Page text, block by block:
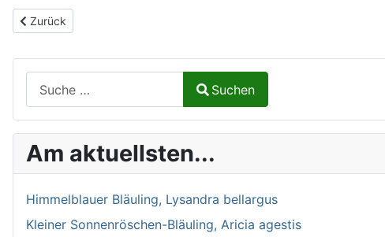
Vorheriger Beitrag: Nickender Zweizahn, Bidens cernua
Zurück
Type 2 or more characters for results.
Suchen
Am aktuellsten...
Himmelblauer Bläuling, Lysandra bellargus
Kleiner Sonnenröschen-Bläuling, Aricia agestis